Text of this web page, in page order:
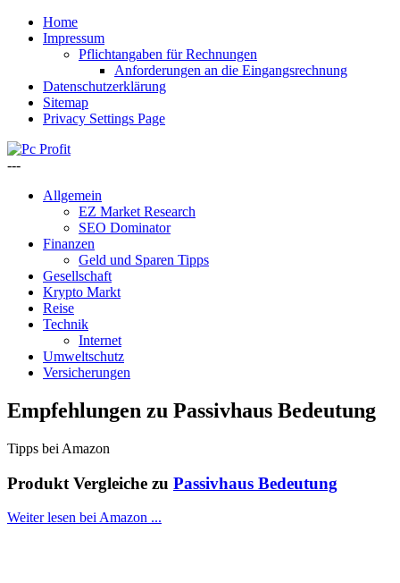
Home
Impressum
Pflichtangaben für Rechnungen
Anforderungen an die Eingangsrechnung
Datenschutzerklärung
Sitemap
Privacy Settings Page
---
Allgemein
EZ Market Research
SEO Dominator
Finanzen
Geld und Sparen Tipps
Gesellschaft
Krypto Markt
Reise
Technik
Internet
Umweltschutz
Versicherungen
Empfehlungen zu Passivhaus Bedeutung
Tipps bei Amazon
Produkt Vergleiche zu Passivhaus Bedeutung
Weiter lesen bei Amazon ...